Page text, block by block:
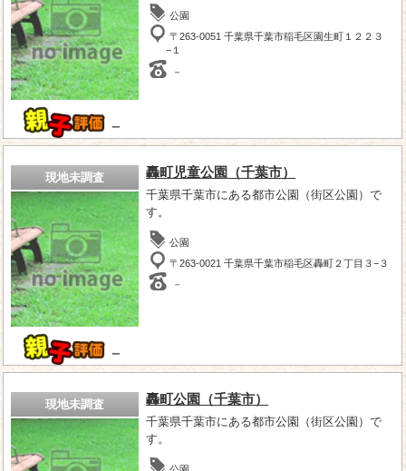
－
公園
〒263-0051 千葉県千葉市稲毛区園生町１２２３
−１
－
現地未調査
－
轟町児童公園（千葉市）
千葉県千葉市にある都市公園（街区公園）で
す。
公園
〒263-0021 千葉県千葉市稲毛区轟町２丁目３−３
－
現地未調査 轟町公園（千葉市）
千葉県千葉市にある都市公園（街区公園）で
す。
公園